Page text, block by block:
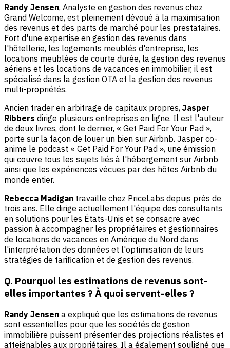
Randy Jensen, Analyste en gestion des revenus chez
Grand Welcome, est pleinement dévoué à la maximisation
des revenus et des parts de marché pour les prestataires.
Fort d'une expertise en gestion des revenus dans
l'hôtellerie, les logements meublés d'entreprise, les
locations meublées de courte durée, la gestion des revenus
aériens et les locations de vacances en immobilier, il est
spécialisé dans la gestion OTA et la gestion des revenus
multi-propriétés.
Ancien trader en arbitrage de capitaux propres, Jasper
Ribbers dirige plusieurs entreprises en ligne. Il est l'auteur
de deux livres, dont le dernier, « Get Paid For Your Pad »,
porte sur la façon de louer un bien sur Airbnb. Jasper co-
anime le podcast « Get Paid For Your Pad », une émission
qui couvre tous les sujets liés à l'hébergement sur Airbnb
ainsi que les expériences vécues par des hôtes Airbnb du
monde entier.
Rebecca Madigan travaille chez PriceLabs depuis près de
trois ans. Elle dirige actuellement l'équipe des consultants
en solutions pour les États-Unis et se consacre avec
passion à accompagner les propriétaires et gestionnaires
de locations de vacances en Amérique du Nord dans
l'interprétation des données et l'optimisation de leurs
stratégies de tarification et de gestion des revenus.
Q. Pourquoi les estimations de revenus sont-
elles importantes ? À quoi servent-elles ?
Randy Jensen a expliqué que les estimations de revenus
sont essentielles pour que les sociétés de gestion
immobilière puissent présenter des projections réalistes et
atteignables aux propriétaires. Il a également souligné que